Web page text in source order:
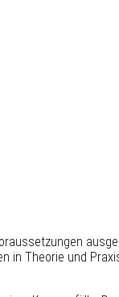
Theorie und